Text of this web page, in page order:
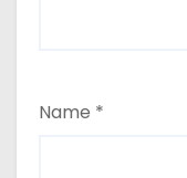
Name *